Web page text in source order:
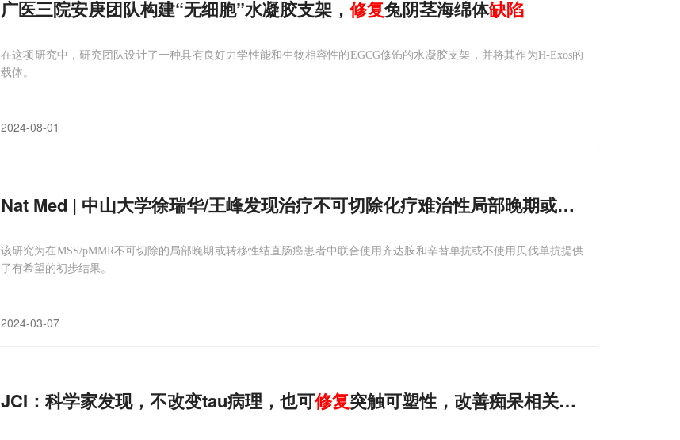
广医三院安庚团队构建“无细胞”水凝胶支架， 修复兔阴茎海绵体缺陷
在这项研究中，研究团队设计了一种具有良好力学性能和生物相容性的EGCG修饰的水凝胶支架，并将其作为H-Exos的
载体。
2024-08-01
Nat Med | 中山大学徐瑞华/王峰发现治疗不可切除化疗难治性局部晚期或转移性微卫星
该研究为在MSS/pMMR不可切除的局部晚期或转移性结直肠癌患者中联合使用齐达胺和辛替单抗或不使用贝伐单抗提供
了有希望的初步结果。
2024-03-07
JCI：科学家发现，不改变tau病理，也可修复突触可塑性，改善痴呆相关记忆